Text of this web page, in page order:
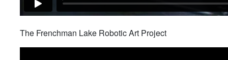
The Frenchman Lake Robotic Art Project